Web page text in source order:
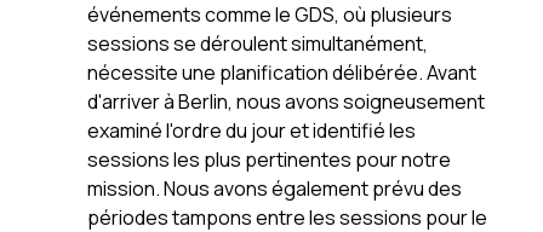
événements comme le GDS, où plusieurs
sessions se déroulent simultanément,
nécessite une planification délibérée. Avant
d'arriver à Berlin, nous avons soigneusement
examiné l'ordre du jour et identifié les
sessions les plus pertinentes pour notre
mission. Nous avons également prévu des
périodes tampons entre les sessions pour le